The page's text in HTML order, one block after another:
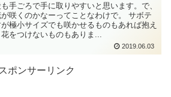
手ごろで手に取りやすいと思います。で、
咲くのかなーってことなわけで。 サボテ
極小サイズでも咲かせるものもあれば抱え
をつけないものもありま...
2019.06.03
スポンサーリンク